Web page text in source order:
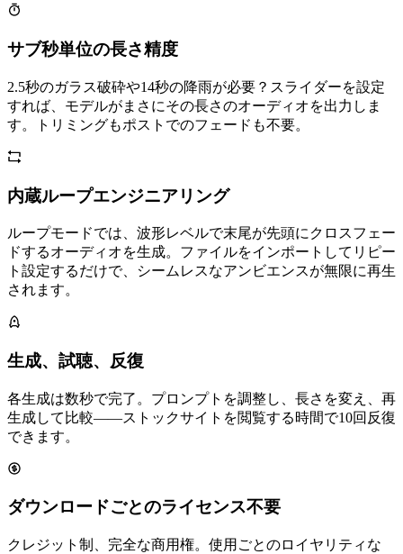
サブ秒単位の長さ精度
2.5秒のガラス破砕や14秒の降雨が必要？スライダーを設定
すれば、モデルがまさにその長さのオーディオを出力しま
す。トリミングもポストでのフェードも不要。
内蔵ループエンジニアリング
ループモードでは、波形レベルで末尾が先頭にクロスフェー
ドするオーディオを生成。ファイルをインポートしてリピー
ト設定するだけで、シームレスなアンビエンスが無限に再生
されます。
生成、試聴、反復
各生成は数秒で完了。プロンプトを調整し、長さを変え、再
生成して比較——ストックサイトを閲覧する時間で10回反復
できます。
ダウンロードごとのライセンス不要
クレジット制、完全な商用権。使用ごとのロイヤリティな